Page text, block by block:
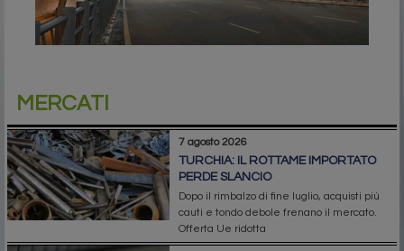
MERCATI
7 agosto 2026
TURCHIA: IL ROTTAME IMPORTATO
PERDE SLANCIO
Dopo il rimbalzo di fine luglio, acquisti più
cauti e tondo debole frenano il mercato.
Offerta Ue ridotta